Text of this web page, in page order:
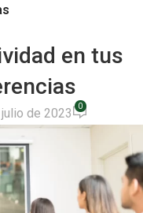
en tus
de 2023 0